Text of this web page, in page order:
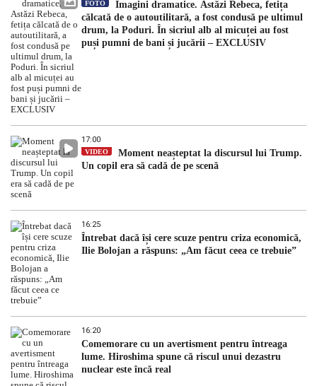
FOTO
Imagini dramatice. Astăzi Rebeca, fetița
călcată de o autoutilitară, a fost condusă pe ultimul
drum, la Poduri. În sicriul alb al micuței au fost
puși pumni de bani și jucării – EXCLUSIV
17:00
VIDEO
Moment neașteptat la discursul lui Trump.
Un copil era să cadă de pe scenă
16:25
Întrebat dacă își cere scuze pentru criza economică,
Ilie Bolojan a răspuns: „Am făcut ceea ce trebuie”
16:20
Comemorare cu un avertisment pentru întreaga
lume. Hiroshima spune că riscul unui dezastru
nuclear este încă real